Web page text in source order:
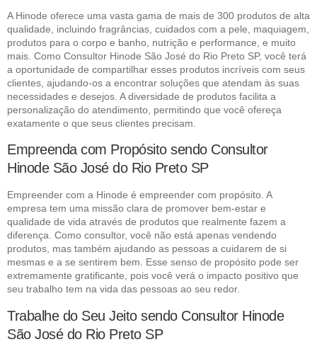
A Hinode oferece uma vasta gama de mais de 300 produtos de alta
qualidade, incluindo fragrâncias, cuidados com a pele, maquiagem,
produtos para o corpo e banho, nutrição e performance, e muito
mais. Como Consultor Hinode São José do Rio Preto SP, você terá
a oportunidade de compartilhar esses produtos incríveis com seus
clientes, ajudando-os a encontrar soluções que atendam às suas
necessidades e desejos. A diversidade de produtos facilita a
personalização do atendimento, permitindo que você ofereça
exatamente o que seus clientes precisam.
Empreenda com Propósito sendo Consultor
Hinode São José do Rio Preto SP
Empreender com a Hinode é empreender com propósito. A
empresa tem uma missão clara de promover bem-estar e
qualidade de vida através de produtos que realmente fazem a
diferença. Como consultor, você não está apenas vendendo
produtos, mas também ajudando as pessoas a cuidarem de si
mesmas e a se sentirem bem. Esse senso de propósito pode ser
extremamente gratificante, pois você verá o impacto positivo que
seu trabalho tem na vida das pessoas ao seu redor.
Trabalhe do Seu Jeito sendo Consultor Hinode
São José do Rio Preto SP